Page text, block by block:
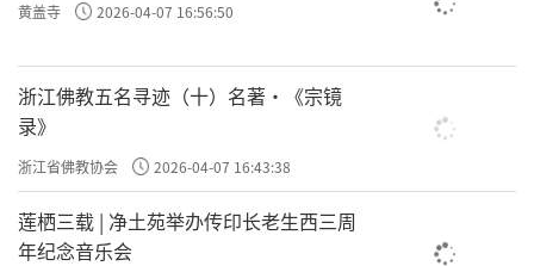
黄盖寺 2026-04-07 16:56:50
浙江佛教五名寻迹（十）名著·《宗镜
录》
浙江省佛教协会 2026-04-07 16:43:38
莲栖三载 | 净土苑举办传印长老生西三周
年纪念音乐会